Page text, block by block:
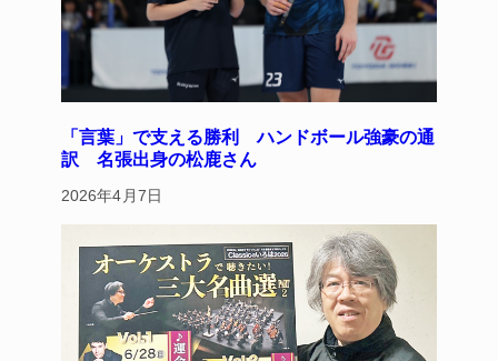
「言葉」で支える勝利 ハンドボール強豪の通
訳 名張出身の松鹿さん
2026年4月7日